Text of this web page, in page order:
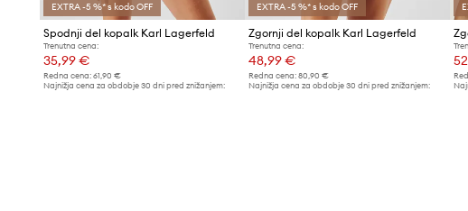
EXTRA -5 %* s kodo OFF
Spodnji del kopalk Karl Lagerfeld
Trenutna cena:
35,99 €
Redna cena: 61,90 €
Najnižja cena za obdobje 30 dni pred znižanjem:
EXTRA -5 %* s kodo OFF
Zgornji del kopalk Karl Lagerfeld
Trenutna cena:
48,99 €
Redna cena:80,90 €
Najnižja cena za obdobje 30 dni pred znižanjem: